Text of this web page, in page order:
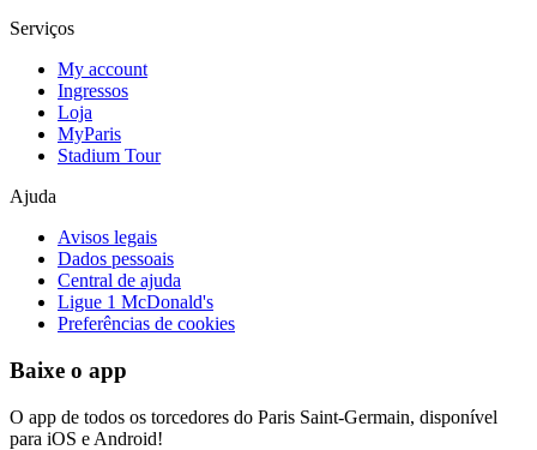
Serviços
My account
Ingressos
Loja
MyParis
Stadium Tour
Ajuda
Avisos legais
Dados pessoais
Central de ajuda
Ligue 1 McDonald's
Preferências de cookies
Baixe o app
O app de todos os torcedores do Paris Saint-Germain, disponível
para iOS e Android!